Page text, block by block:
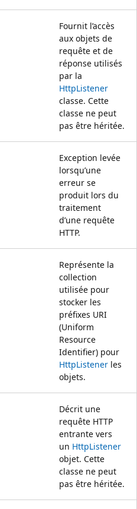
Fournit l’accès
aux objets de
requête et de
réponse utilisés
par la
HttpListener
classe. Cette
classe ne peut
pas être héritée.
Exception levée
lorsqu’une
erreur se
produit lors du
traitement
d’une requête
HTTP.
Représente la
collection
utilisée pour
stocker les
préfixes URI
(Uniform
Resource
Identifier) pour
HttpListener les
objets.
Décrit une
requête HTTP
entrante vers
un HttpListener
objet. Cette
classe ne peut
pas être héritée.